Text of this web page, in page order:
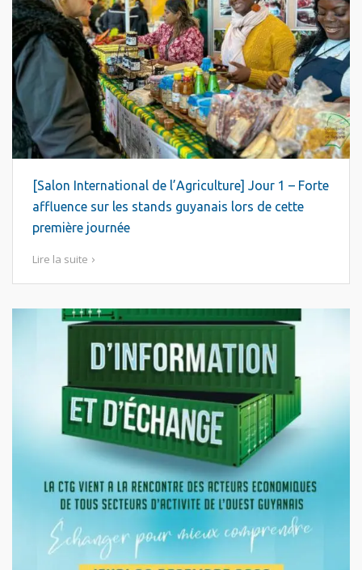
[Salon International de l’Agriculture] Jour 1 – Forte
affluence sur les stands guyanais lors de cette
première journée
Lire la suite